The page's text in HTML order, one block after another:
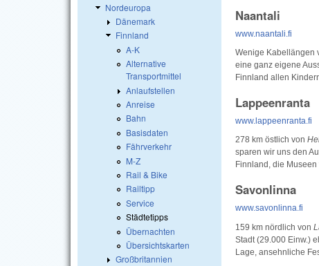
Naantali
www.naantali.fi
Wenige Kabellängen
eine ganz eigene
Finnland allen
Lappeenranta
www.lappeenranta.fi
278 km östlich von
sparen wir uns den
Finnland, die
Savonlinna
www.savonlinna.fi
159 km nördlich von
Stadt (29.000 Einw.)
Lage, ansehnliche
Nordeuropa
Dänemark
Finnland
A-K
Alternative
Transportmittel
Anlaufstellen
Anreise
Bahn
Basisdaten
Fährverkehr
M-Z
Rail & Bike
Railtipp
Service
Städtetipps
Übernachten
Übersichtskarten
Großbritannien